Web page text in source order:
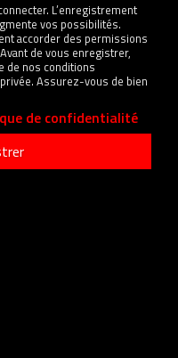
L’enregistrement
vos possibilités.
accorder des permissions
de vous enregistrer,
de nos conditions
Assurez-vous de bien
de confidentialité